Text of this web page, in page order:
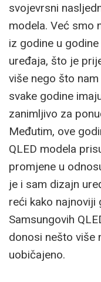
svojevrsni
modela. Već smo
iz godine u
uređaja, što je
više nego što
svake godine
zanimljivo za
Međutim, ove
QLED modela
promjene u
je i sam dizajn
reći kako najnoviji
Samsungovih
donosi nešto više
uobičajeno.